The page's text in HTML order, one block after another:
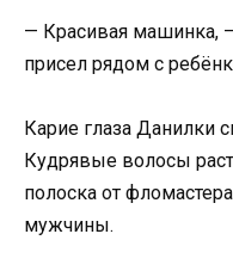
— Красивая машинка,
присел рядом с
Карие глаза Данилки
Кудрявые волосы
полоска от
мужчины.